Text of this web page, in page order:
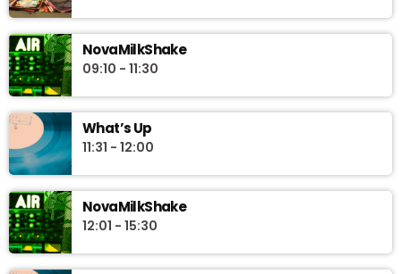
NovaMilkShake
09:10 - 11:30
What’s Up
11:31 - 12:00
NovaMilkShake
12:01 - 15:30